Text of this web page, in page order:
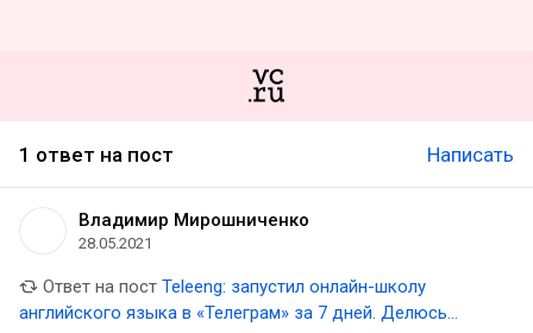
1 ответ на пост Написать
Владимир Мирошниченко
28.05.2021
Ответ на пост Teleeng: запустил онлайн-школу
английского языка в «Телеграм» за 7 дней. Делюсь